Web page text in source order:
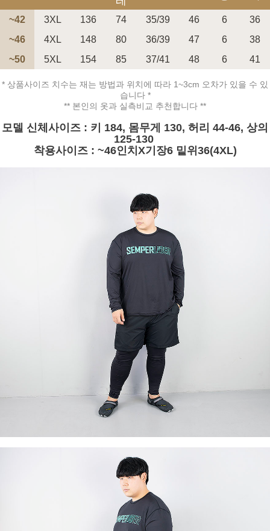
PAYCO 바로구매
~42 3XL 136 74 35/39 46 6
36
~46
4XL 148 80 36/39 47 6
38
~50
5XL 154 85 37/41 48 6 41
* 상품사이즈 치수는 재는 방법과 위치에 따라 1~3cm 오차가 있을 수 있
습니다 *
** 본인의 옷과 실측비교 추천합니다 **
모델 신체사이즈 : 키 184, 몸무게 130, 허리 44-46, 상의
125-130
착용사이즈 : ~46인치X기장6 밑위36(4XL)